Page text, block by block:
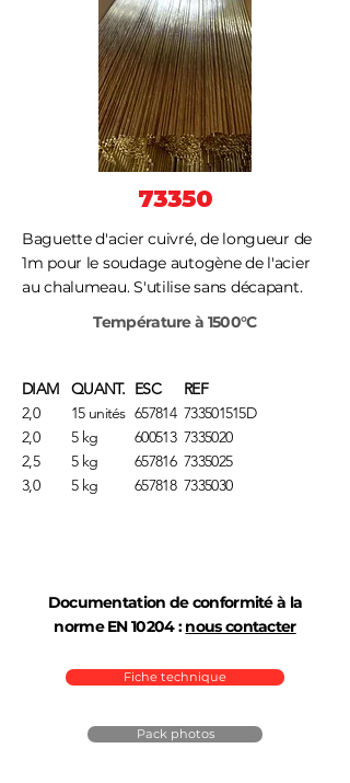
73350
Baguette d'acier cuivré, de longueur de
1m pour le soudage autogène de l'acier
au chalumeau. S'utilise sans décapant.
Température à 1500°C
DIAM
2,0
2,0
2,5
3,0
QUANT.
15 unités
5 kg
5 kg
5 kg
ESC
657814
600513
657816
657818
REF
733501515D
7335020
7335025
7335030
Documentation de conformité à la
norme EN 10204 :nous contacter
Fiche technique
Pack photos